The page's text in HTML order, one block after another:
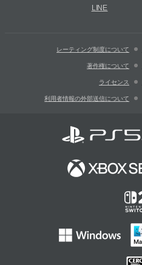
LINE
レーティング制度について
著作権について
ライセンス
利用者情報の外部送信について